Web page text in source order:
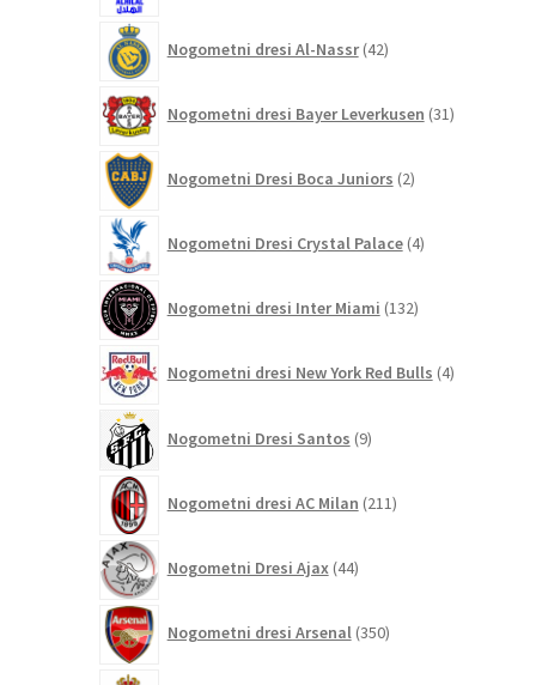
Nogometni dresi Al-Nassr 42izdelkov
Nogometni dresi Bayer Leverkusen 31izdelkov
Nogometni Dresi Boca Juniors 2izdelka
Nogometni Dresi Crystal Palace 4izdelki
Nogometni dresi Inter Miami 132izdelkov
Nogometni dresi New York Red Bulls 4izdelki
Nogometni Dresi Santos 9izdelkov
Nogometni dresi AC Milan 211izdelkov
Nogometni Dresi Ajax 44izdelkov
Nogometni dresi Arsenal 350izdelkov